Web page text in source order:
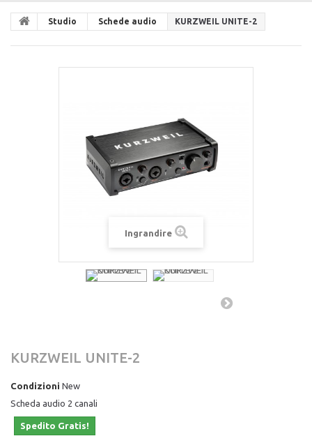
Studio Schede audio KURZWEIL UNITE-2
Ingrandire
KURZWEIL UNITE-2
Condizioni New
Scheda audio 2 canali
Spedito Gratis!